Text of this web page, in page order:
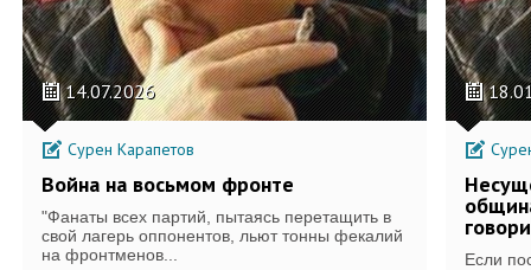
14.07.2026
Сурен Карапетов
Война на восьмом фронте
"Фанаты всех партий, пытаясь перетащить в
свой лагерь оппонентов, льют тонны фекалий
на фронтменов...
Если